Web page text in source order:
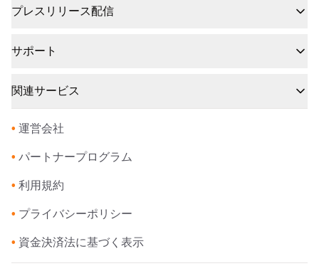
プレスリリース配信
サポート
関連サービス
• 運営会社
• パートナープログラム
• 利用規約
• プライバシーポリシー
• 資金決済法に基づく表示